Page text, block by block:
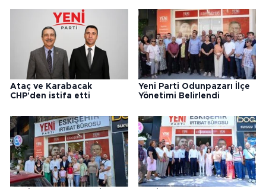
Ataç ve Karabacak
CHP'den istifa etti
Yeni Parti Odunpazarı İlçe
Yönetimi Belirlendi